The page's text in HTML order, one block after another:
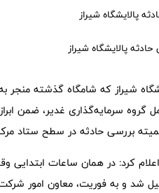
پالایشگاه شیراز
گروه سرمایه‌گذاری غدیر، ضمن
بررسی حادثه در سطح ستاد
کرد: در همان ساعات ابتدایی
شد و به فوریت، معاون امور